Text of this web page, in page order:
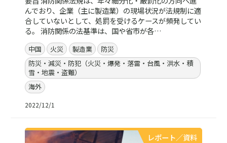
んでおり、企業（主に製造業）の現場状況が法規制に適
合していないとして、処罰を受けるケースが頻発してい
る。 消防関係の法基準は、国や省市が各…
中国 火災 製造業
防災
防災・減災・防犯（火災・爆発・落雷・台風・洪水・積
雪・地震・盗難）
海外
2022/12/1
レポート／資料